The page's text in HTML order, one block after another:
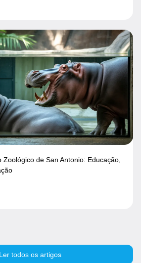
Zoológico de San Antonio: Educação,
Ler todos os artigos